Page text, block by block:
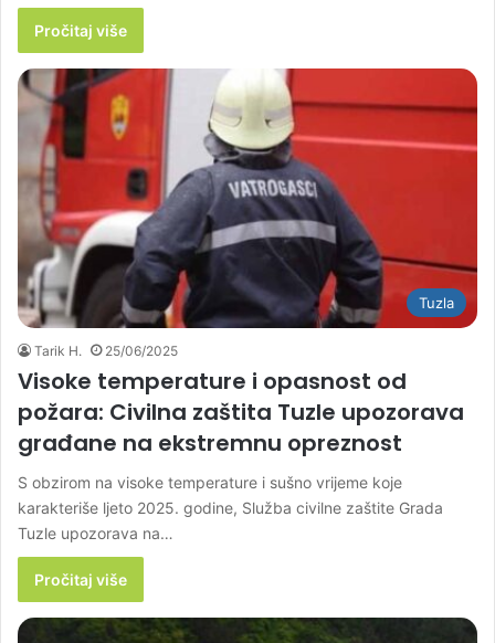
Pročitaj više
Tuzla
Tarik H. 25/06/2025
Visoke temperature i opasnost od
požara: Civilna zaštita Tuzle upozorava
građane na ekstremnu opreznost
S obzirom na visoke temperature i sušno vrijeme koje
karakteriše ljeto 2025. godine, Služba civilne zaštite Grada
Tuzle upozorava na…
Pročitaj više